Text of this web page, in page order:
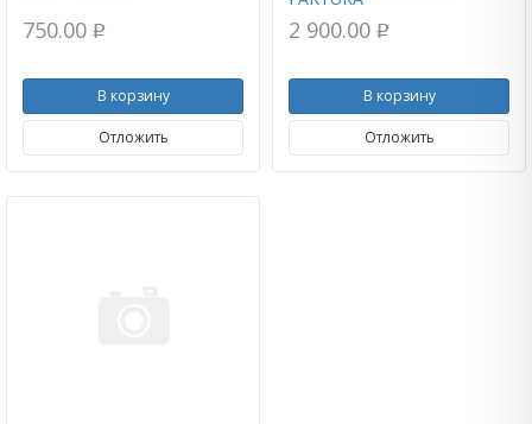
750.00 p
В корзину
Отложить
2 900.00 p
В корзину
Отложить